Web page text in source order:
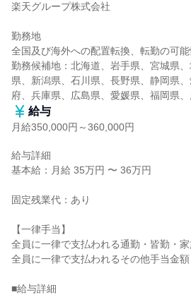
楽天グループ株式会社
勤務地
全国及び海外への配置転換、転勤の可能
勤務候補地：北海道、岩手県、宮城県
県、新潟県、石川県、長野県、静岡県
府、兵庫県、広島県、愛媛県、福岡県
給与
月給350,000円～360,000円
給与詳細
基本給：月給 35万円 〜 36万円
固定残業代：あり
【一律手当】
全員に一律で支払われる通勤・皆勤・
全員に一律で支払われるその他手当金額
■給与詳細